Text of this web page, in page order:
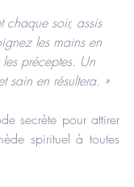
chaque soir, assis
les mains en
préceptes. Un
sain en résultera. »
secrète pour attirer
spirituel à toutes